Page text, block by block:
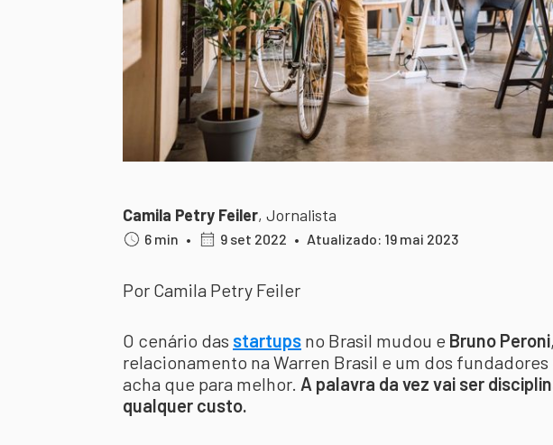
Camila Petry Feiler, Jornalista
6 min • 9 set 2022 • Atualizado: 19 mai 2023
Por Camila Petry Feiler
O cenário das startups no Brasil mudou e Bruno Peroni
relacionamento na Warren Brasil e um dos fundadores
acha que para melhor. A palavra da vez vai ser
qualquer custo.